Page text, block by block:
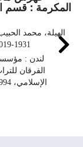
المكرمة : قسم
الهيلة، محمد
1931-2019
لندن :
الفرقان
الإسلامي، 1994